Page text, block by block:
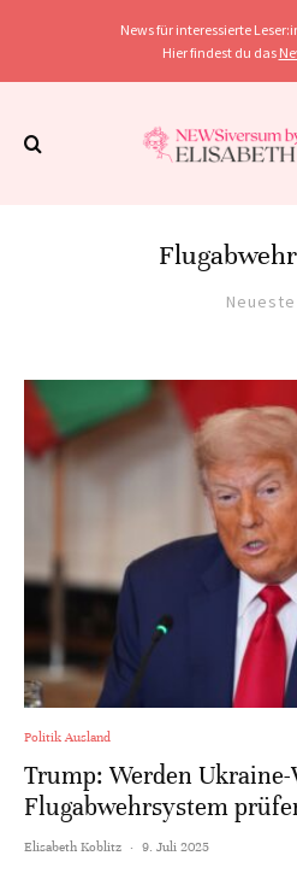
News für interessierte
Hier findest du das
Neueste
Politik Ausland
Trump: Werden
Flugabwehrsystem
Elisabeth Koblitz · 9. Juli 2025